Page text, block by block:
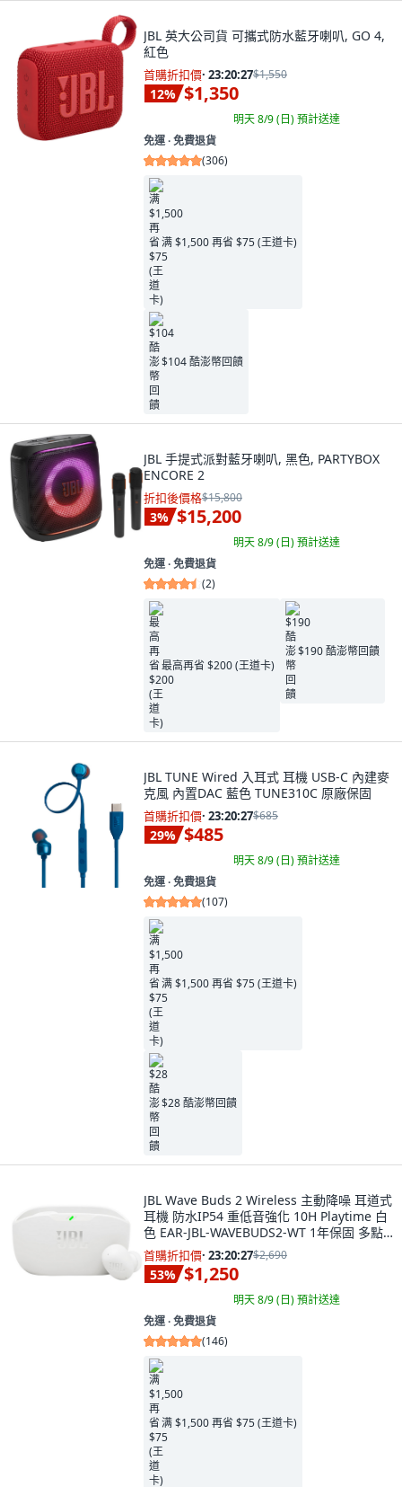
JBL 英大公司貨 可攜式防水藍牙喇叭, GO 4,
紅色
首購折扣價· 23:20:26$1,550
12% $1,350
明天 8/9 (日)預計送達
免運 ∙ 免費退貨
(306)
满 $1,500 再省 $75 (王道卡)
$104 酷澎幣回饋
JBL 手提式派對藍牙喇叭, 黑色, PARTYBOX
ENCORE 2
折扣後價格$15,800
3% $15,200
明天 8/9 (日)預計送達
免運 ∙ 免費退貨
(2)
最高再省 $200 (王道卡)
$190 酷澎幣回饋
JBL TUNE Wired 入耳式 耳機 USB-C 內建麥
克風 內置DAC 藍色 TUNE310C 原廠保固
首購折扣價· 23:20:26$685
29% $485
明天 8/9 (日)預計送達
免運 ∙ 免費退貨
(107)
满 $1,500 再省 $75 (王道卡)
$28 酷澎幣回饋
JBL Wave Buds 2 Wireless 主動降噪 耳道式
耳機 防水IP54 重低音強化 10H Playtime 白
色 EAR-JBL-WAVEBUDS2-WT 1年保固 多點
配對 自動配對
首購折扣價· 23:20:26$2,690
53% $1,250
明天 8/9 (日)預計送達
免運 ∙ 免費退貨
(146)
满 $1,500 再省 $75 (王道卡)